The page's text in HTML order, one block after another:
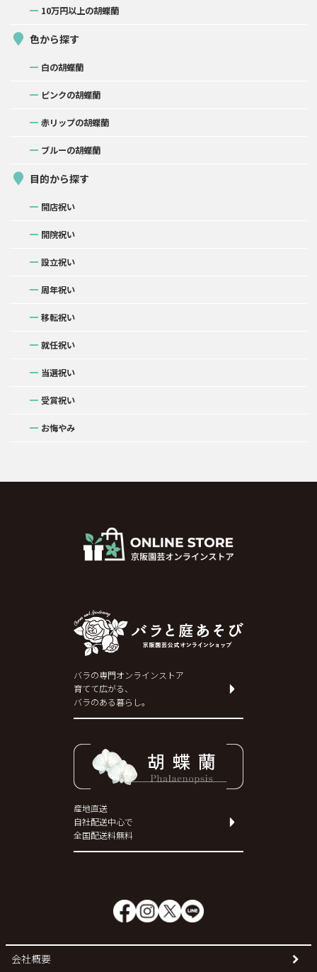
10万円以上の胡蝶蘭
色から探す
白の胡蝶蘭
ピンクの胡蝶蘭
赤リップの胡蝶蘭
ブルーの胡蝶蘭
目的から探す
開店祝い
開院祝い
設立祝い
周年祝い
移転祝い
就任祝い
当選祝い
受賞祝い
お悔やみ
バラの専門オンラインストア
育てて広がる、
バラのある暮らし。
産地直送
自社配送中心で
全国配送料無料
会社概要